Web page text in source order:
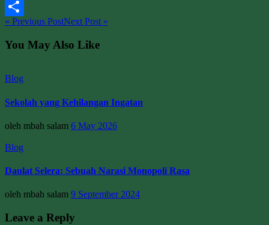
Email
Share
« Previous PostNext Post »
You May Also Like
Blog
Sekolah yang Kehilangan Ingatan
oleh mbah salam 6 May 2026
Blog
Daulat Selera: Sebuah Narasi Monopoli Rasa
oleh mbah salam 9 September 2024
Leave a Reply